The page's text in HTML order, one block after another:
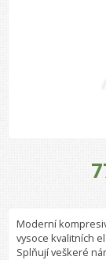
Moderní
vysoce kvalitních
Splňují veškeré